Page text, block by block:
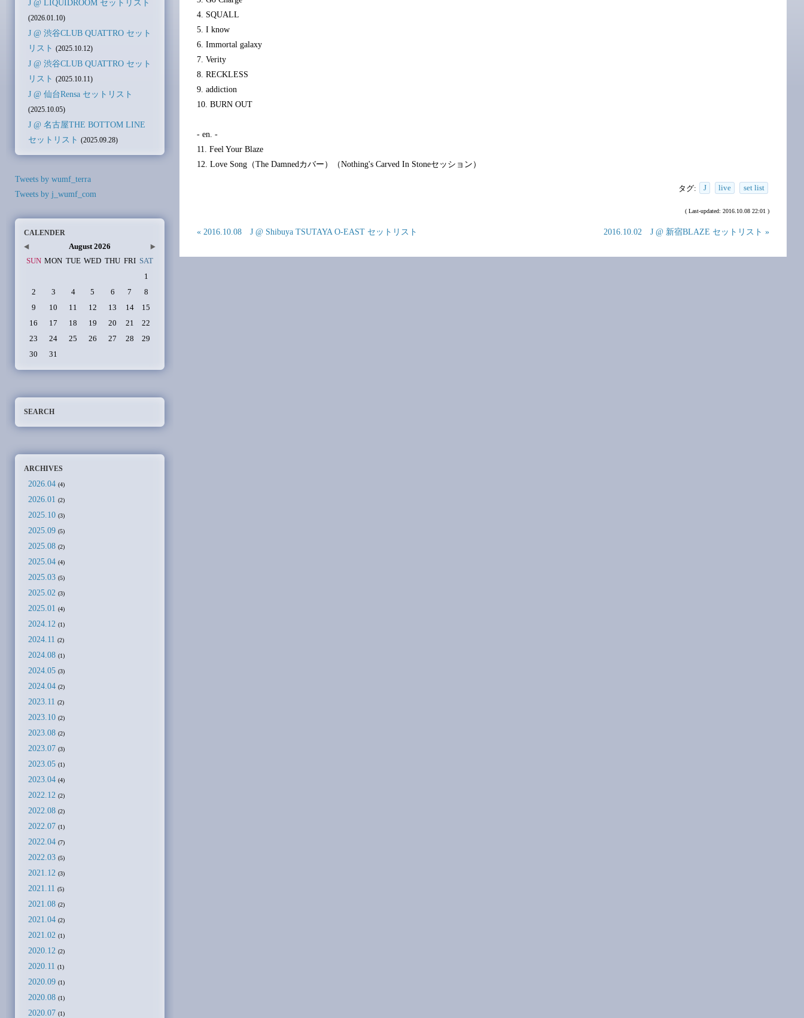
4. SQUALL
5. I know
6. Immortal galaxy
7. Verity
8. RECKLESS
9. addiction
10. BURN OUT
- en. -
11. Feel Your Blaze
12. Love Song（The Damnedカバー）（Nothing's Carved In Stoneセッション）
タグ: J live set list
( Last-updated: 2016.10.08 22:01 )
« 2016.10.08 J @ Shibuya TSUTAYA O-EAST セットリスト 2016.10.02 J @ 新宿BLAZE セットリスト »
J @ LIQUIDROOM セットリスト
(2026.01.10)
J @ 渋谷CLUB QUATTRO セット
リスト (2025.10.12)
J @ 渋谷CLUB QUATTRO セット
リスト (2025.10.11)
J @ 仙台Rensa セットリスト
(2025.10.05)
J @ 名古屋THE BOTTOM LINE
セットリスト (2025.09.28)
Tweets by wumf_terra
Tweets by j_wumf_com
CALENDER
August 2026
SUN MON TUE WED THU FRI SAT
1
2
3 4 5 6 7
8
9
10 11 12 13 14
15
16
17 18 19 20 21
22
23
24 25 26 27 28
29
30
31
SEARCH
ARCHIVES
2026.04 (4)
2026.01 (2)
2025.10 (3)
2025.09 (5)
2025.08 (2)
2025.04 (4)
2025.03 (5)
2025.02 (3)
2025.01 (4)
2024.12 (1)
2024.11 (2)
2024.08 (1)
2024.05 (3)
2024.04 (2)
2023.11 (2)
2023.10 (2)
2023.08 (2)
2023.07 (3)
2023.05 (1)
2023.04 (4)
2022.12 (2)
2022.08 (2)
2022.07 (1)
2022.04 (7)
2022.03 (5)
2021.12 (3)
2021.11 (5)
2021.08 (2)
2021.04 (2)
2021.02 (1)
2020.12 (2)
2020.11 (1)
2020.09 (1)
2020.08 (1)
2020.07 (1)